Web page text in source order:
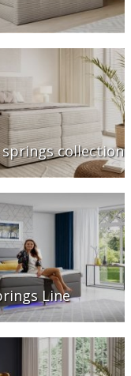
collection
Line